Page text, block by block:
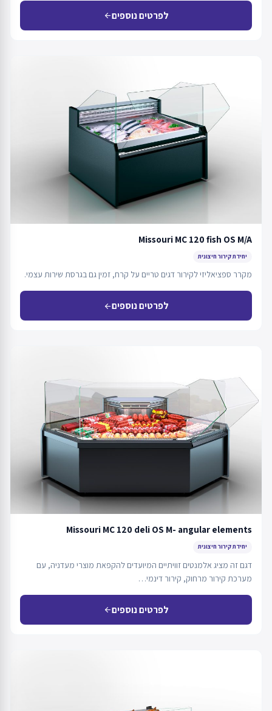
לפרטים נוספיםarrow_back
Missouri MC 120 fish OS M/A
יחידת קירור חיצונית
מקרר ספציאליזי לקירור דגים טריים על קרח, זמין גם בגרסת שירות עצמי.
לפרטים נוספיםarrow_back
Missouri MC 120 deli OS M- angular elements
יחידת קירור חיצונית
דגם זה מציג אלמנטים זוויתיים המיועדים להקפאת מוצרי מעדניה, עם
מערכת קירור מרחוק, קירור דינמי…
לפרטים נוספיםarrow_back